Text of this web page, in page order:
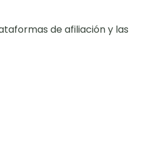
de afiliación y las